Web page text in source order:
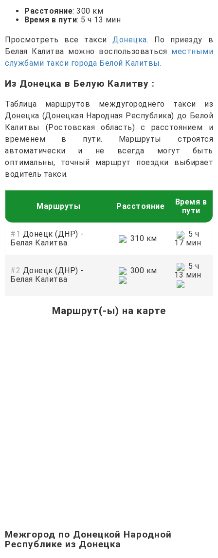
Расстояние: 300 км
Время в пути: 5 ч 13 мин
Просмотреть все таксиДонецка. По приезду в
Белая Калитва можно воспользоваться местными
службами такси города Белой Калитвы.
Из Донецка в Белую Калитву :
Таблица маршрутов междугороднего такси из
Донецка (Донецкая Народная Республика) до Белой
Калитвы (Ростовская область) с расстоянием и
временем в пути. Маршруты строятся
автоматически и не всегда могут быть
оптимальны, точный маршрут поездки выбирает
водитель такси.
Маршруты Расстояние
Время в
пути
#1 Донецк (ДНР) -
Белая Калитва
310 км
5 ч
17 мин
#2 Донецк (ДНР) -
Белая Калитва
300 км
5 ч
13 мин
Маршрут(-ы) на карте
Межгород по Донецкой Народной
Республике из Донецка